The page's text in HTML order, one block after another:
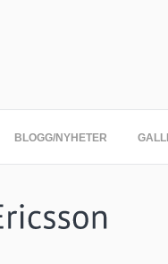
BLOGG/NYHETER